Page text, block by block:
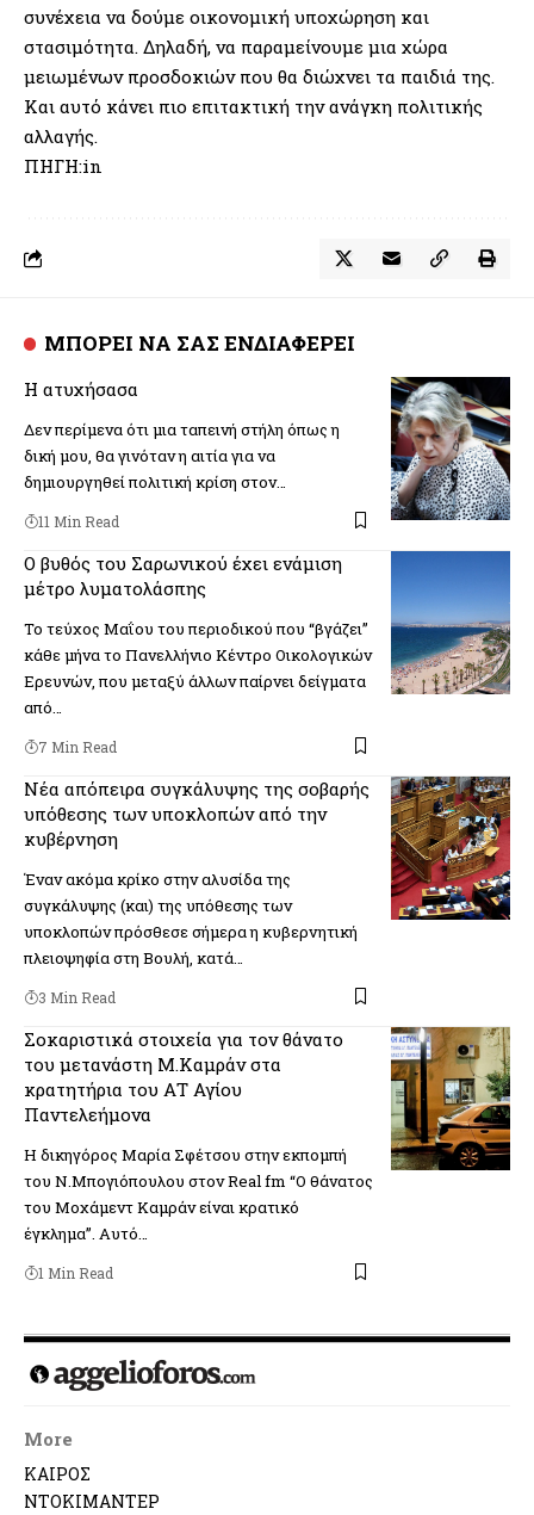
συνέχεια να δούμε οικονομική υποχώρηση και
στασιμότητα. Δηλαδή, να παραμείνουμε μια χώρα
μειωμένων προσδοκιών που θα διώχνει τα παιδιά της.
Και αυτό κάνει πιο επιτακτική την ανάγκη πολιτικής
αλλαγής.
ΠΗΓΗ:in
ΜΠΟΡΕΙ ΝΑ ΣΑΣ ΕΝΔΙΑΦΕΡΕΙ
Η ατυχήσασα
Δεν περίμενα ότι μια ταπεινή στήλη όπως η
δική μου, θα γινόταν η αιτία για να
δημιουργηθεί πολιτική κρίση στον…
11 Min Read
Ο βυθός του Σαρωνικού έχει ενάμιση
μέτρο λυματολάσπης
Το τεύχος Μαΐου του περιοδικού που “βγάζει”
κάθε μήνα το Πανελλήνιο Κέντρο Οικολογικών
Ερευνών, που μεταξύ άλλων παίρνει δείγματα
από…
7 Min Read
Νέα απόπειρα συγκάλυψης της σοβαρής
υπόθεσης των υποκλοπών από την
κυβέρνηση
Έναν ακόμα κρίκο στην αλυσίδα της
συγκάλυψης (και) της υπόθεσης των
υποκλοπών πρόσθεσε σήμερα η κυβερνητική
πλειοψηφία στη Βουλή, κατά…
3 Min Read
Σοκαριστικά στοιχεία για τον θάνατο
του μετανάστη Μ.Καμράν στα
κρατητήρια του ΑΤ Αγίου
Παντελεήμονα
Η δικηγόρος Μαρία Σφέτσου στην εκπομπή
του Ν.Μπογιόπουλου στον Real fm “Ο θάνατος
του Μοχάμεντ Καμράν είναι κρατικό
έγκλημα”. Aυτό…
1 Min Read
More
ΚΑΙΡΟΣ
ΝΤΟΚΙΜΑΝΤΕΡ